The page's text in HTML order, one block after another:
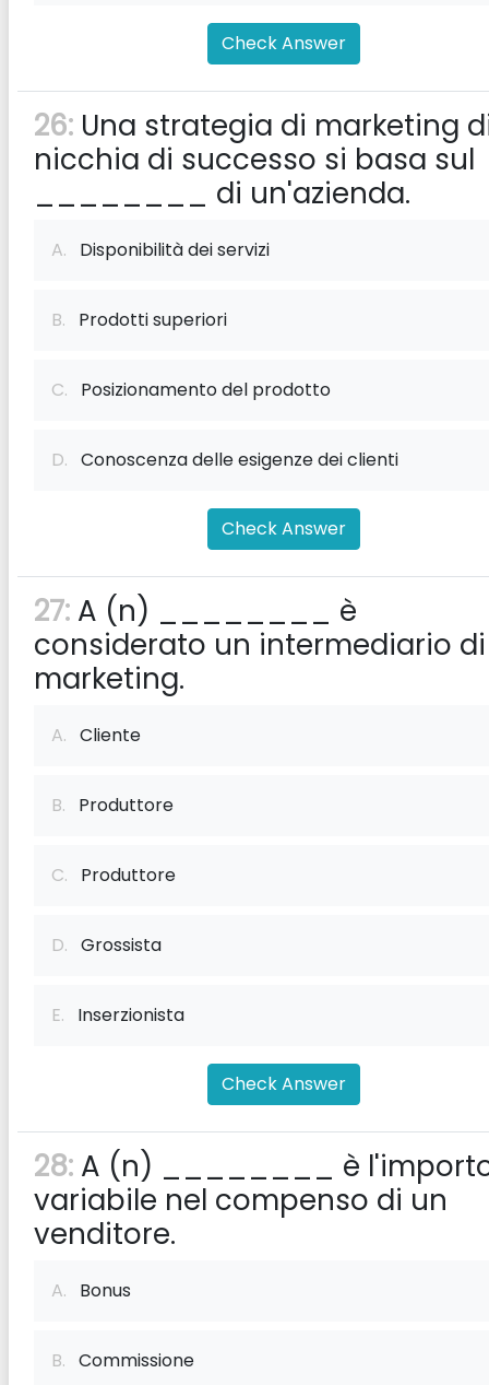
Check Answer
26: Una strategia di marketing
nicchia di successo si basa sul
________ di un'azienda.
A. Disponibilità dei servizi
B. Prodotti superiori
C. Posizionamento del prodotto
D. Conoscenza delle esigenze dei clienti
Check Answer
27: A (n) ________ è
considerato un intermediario di
marketing.
A. Cliente
B. Produttore
C. Produttore
D. Grossista
E. Inserzionista
Check Answer
28: A (n) ________ è
variabile nel compenso di un
venditore.
A. Bonus
B. Commissione